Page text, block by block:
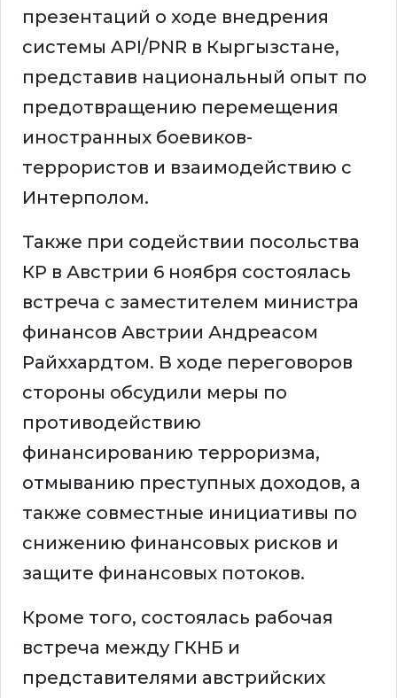
презентаций о ходе внедрения
системы API/PNR в Кыргызстане,
представив национальный опыт по
предотвращению перемещения
иностранных боевиков-
террористов и взаимодействию с
Интерполом.
Также при содействии посольства
КР в Австрии 6 ноября состоялась
встреча с заместителем министра
финансов Австрии Андреасом
Райххардтом. В ходе переговоров
стороны обсудили меры по
противодействию
финансированию терроризма,
отмыванию преступных доходов, а
также совместные инициативы по
снижению финансовых рисков и
защите финансовых потоков.
Кроме того, состоялась рабочая
встреча между ГКНБ и
представителями австрийских